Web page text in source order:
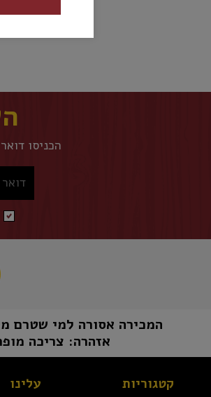
הכניסו
דואר
המכירה אסורה למי שטרם מלאו לו 18 שנים | התמונות באתר
אזהרה: צריכה
קטגוריות עלינו